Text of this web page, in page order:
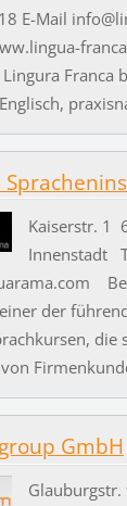
E-Mail
Franca
Kaiserstr. 1
Innenstadt
der
die
GmbH